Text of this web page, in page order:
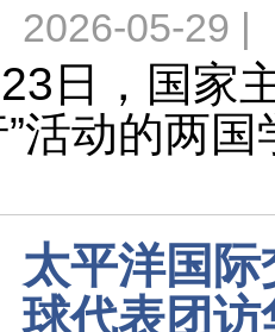
2026-05-29 |
日，国家
活动的两国
太平洋国
球代表团访